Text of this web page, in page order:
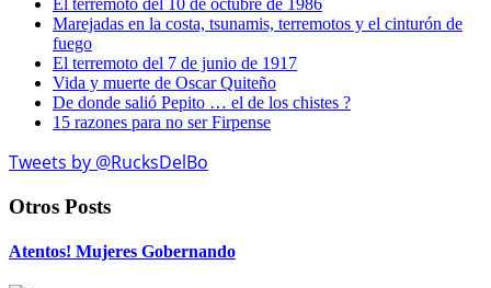
El terremoto del 10 de octubre de 1986
Marejadas en la costa, tsunamis, terremotos y el cinturón de
fuego
El terremoto del 7 de junio de 1917
Vida y muerte de Oscar Quiteño
De donde salió Pepito … el de los chistes ?
15 razones para no ser Firpense
Tweets by @RucksDelBo
Otros Posts
Atentos! Mujeres Gobernando